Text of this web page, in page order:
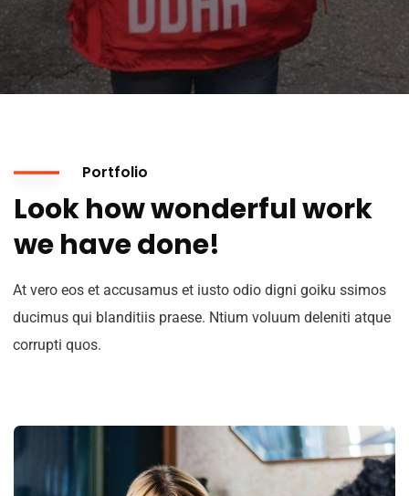
Portfolio
Look how wonderful work
we have done!
At vero eos et accusamus et iusto odio digni goiku ssimos
ducimus qui blanditiis praese. Ntium voluum deleniti atque
corrupti quos.